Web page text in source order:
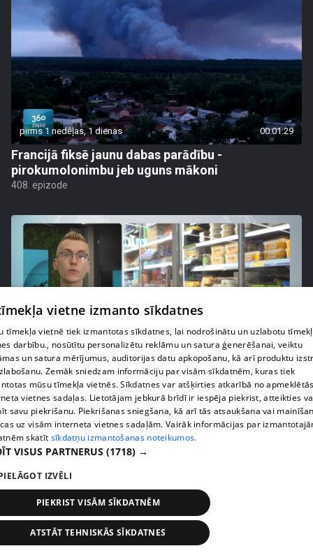
pirms 1 nedēļas, 1 dienas 00:01:29
Francijā fiksē jaunu dabas parādību -
pirokumolonimbu jeb uguns mākoni
408. epizode
pirms 1 nedēļas, 1 dienas
Pārtiku pērkam vairāk, bet vai “zemo cenu grozs”
tiešām samazina kopējo čeku?
408. epizode
vietne izmanto sīkdatnes
tīmekļa vietnē tiek izmantotas sīkdatnes, lai nodrošinātu un uzlabotu
darbību., nosūtītu personalizētu reklāmu un satura ģenerēšanai, veiktu
un satura mērījumus, auditorijas datu apkopošanu, kā arī produktu
Zemāk sniedzam informāciju par visām sīkdatnēm, kuras tiek
mūsu tīmekļa vietnēs. Sīkdatnes var atšķirties atkarībā no
vietnes sadaļas. Lietotājam jebkurā brīdī ir iespēja piekrist, atteikties
savu piekrišanu. Piekrišanas sniegšana, kā arī tās atsaukšana vai
uz visām interneta vietnes sadaļām. Vairāk informācijas par
skatīt sīkdatņu izmantošanas noteikumos.
VISUS PARTNERUS (1718) →
IZVĒLI
PIEKRIST VISĀM SĪKDATNĒM
ATSTĀT TEHNISKĀS SĪKDATNES